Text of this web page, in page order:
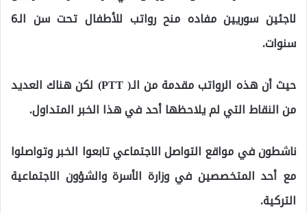
لاجئين سوريين مفاده منح رواتب للأطفال تحت سن الـ6
سنوات.
حيث أن هذه الرواتب مقدمة من الـ( PTT) لكن هناك العديد
من النقاط التي لم يلاحظها أحد في هذا الخبر المتداول.
ناشطون في مواقع التواصل الاجتماعي تابعوا الخبر وتواصلوا
مع أحد المتخصصين في وزارة الأسرة والشؤون الاجتماعية
التركية.